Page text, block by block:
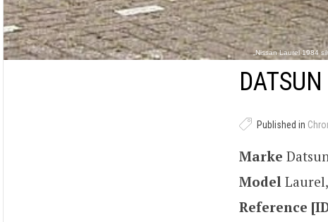
„Nissan Laurel 1984
Published in
Marke Datsun
Model
Reference